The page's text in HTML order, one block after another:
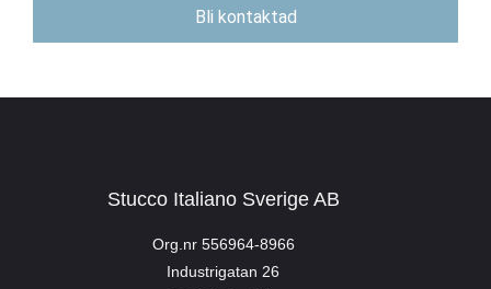
Bli kontaktad
Stucco Italiano Sverige AB
Org.nr 556964-8966
Industrigatan 26